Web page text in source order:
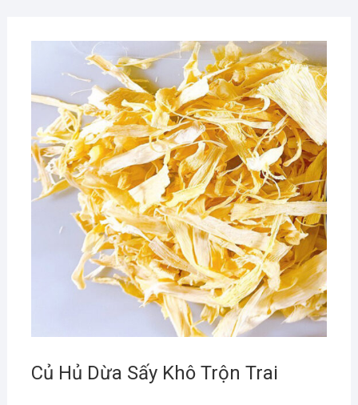
Củ Hủ Dừa Sấy Khô Trộn Trai